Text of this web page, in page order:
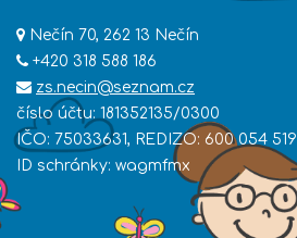
Nečín 70, 262 13 Nečín
+420 318 588 186
zs.necin@seznam.cz
číslo účtu: 181352135/0300
IČO: 75033631, REDIZO: 600 054 519
ID schránky: wagmfmx